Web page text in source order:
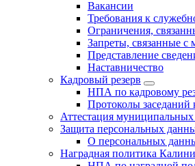
Вакансии
Требования к
Ограничения,
Запреты, связанные
Представление
Наставничество
Кадровый резерв
НПА по кадровому
Протоколы заседаний
Аттестация
Защита персональных
О персональных
Наградная политика